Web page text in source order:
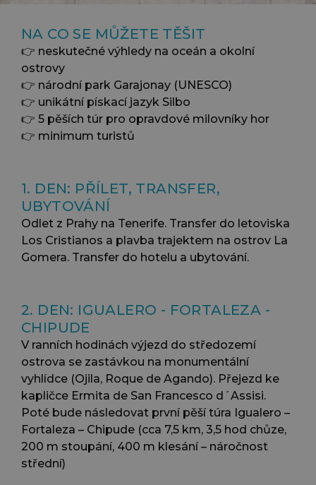
NA CO SE MŮŽETE TĚŠIT
👉 neskutečné výhledy na oceán a okolní
ostrovy
👉 národní park Garajonay (UNESCO)
👉 unikátní pískací jazyk Silbo
👉 5 pěších túr pro opravdové milovníky hor
👉 minimum turistů
1. DEN: PŘÍLET, TRANSFER,
UBYTOVÁNÍ
Odlet z Prahy na Tenerife. Transfer do letoviska
Los Cristianos a plavba trajektem na ostrov La
Gomera. Transfer do hotelu a ubytování.
2. DEN: IGUALERO - FORTALEZA -
CHIPUDE
V ranních hodinách výjezd do středozemí
ostrova se zastávkou na monumentální
vyhlídce (Ojila, Roque de Agando). Přejezd ke
kapličce Ermita de San Francesco d´Assisi.
Poté bude následovat první pěší túra Igualero –
Fortaleza – Chipude (cca 7,5 km, 3,5 hod chůze,
200 m stoupání, 400 m klesání – náročnost
střední)